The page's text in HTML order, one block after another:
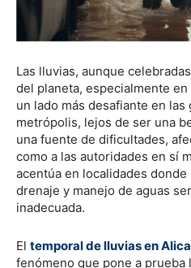
Las lluvias, aunque
del planeta, especialmente
un lado más desafiante en las
metrópolis, lejos de ser una
una fuente de dificultades,
como a las autoridades en sí
acentúa en localidades
drenaje y manejo de aguas
inadecuada.
El temporal de lluvias en
fenómeno que pone a